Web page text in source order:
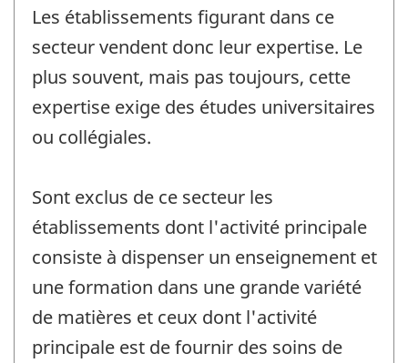
Les établissements figurant dans ce
secteur vendent donc leur expertise. Le
plus souvent, mais pas toujours, cette
expertise exige des études universitaires
ou collégiales.
Sont exclus de ce secteur les
établissements dont l'activité principale
consiste à dispenser un enseignement et
une formation dans une grande variété
de matières et ceux dont l'activité
principale est de fournir des soins de